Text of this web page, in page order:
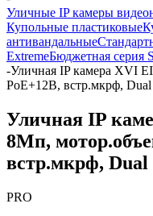
Уличные IP камеры
Купольные пластиковые
антивандальные
ExtremeБюджетная серия
-Уличная IP камера XVI
PoE+12В, встр.мкрф, Dual
Уличная IP
8Мп,
встр.мкрф, Dual
PRO